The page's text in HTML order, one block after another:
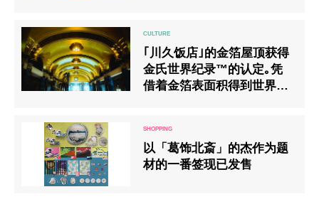
｢川久饭店｣的金箔屋顶获得
金氏世界纪录™的认定｡凭
借着金箔表面积得到世界第
以「葛饰北斎」的杰作为题
材的一番签现已发售